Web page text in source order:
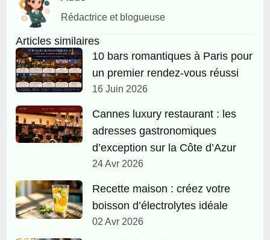
Rédactrice et blogueuse
Articles similaires
10 bars romantiques à Paris pour
un premier rendez-vous réussi
16 Juin 2026
Cannes luxury restaurant : les
adresses gastronomiques
d’exception sur la Côte d’Azur
24 Avr 2026
Recette maison : créez votre
boisson d’électrolytes idéale
02 Avr 2026